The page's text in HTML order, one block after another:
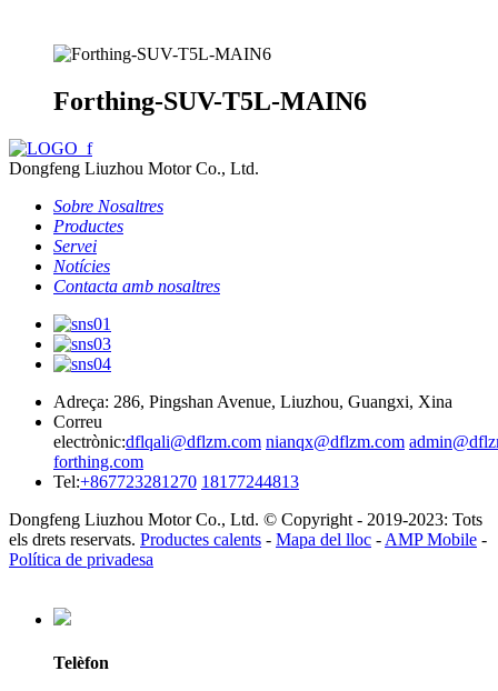
Forthing-SUV-T5L-MAIN6
Dongfeng Liuzhou Motor Co., Ltd.
Sobre Nosaltres
Productes
Servei
Notícies
Contacta amb nosaltres
Adreça: 286, Pingshan Avenue, Liuzhou, Guangxi, Xina
Correu
electrònic:dflqali@dflzm.com nianqx@dflzm.com
forthing.com
Tel:+867723281270 18177244813
Dongfeng Liuzhou Motor Co., Ltd. © Copyright - 2019-2023: Tots
els drets reservats. Productes calents - Mapa del lloc - AMP Mobile -
Política de privadesa
Telèfon